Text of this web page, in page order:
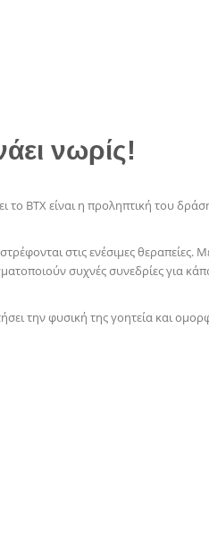
νωρίς!
ΒΤΧ είναι η προληπτική του
στις ενέσιμες
συχνές συνεδρίες για
την φυσική της γοητεία και